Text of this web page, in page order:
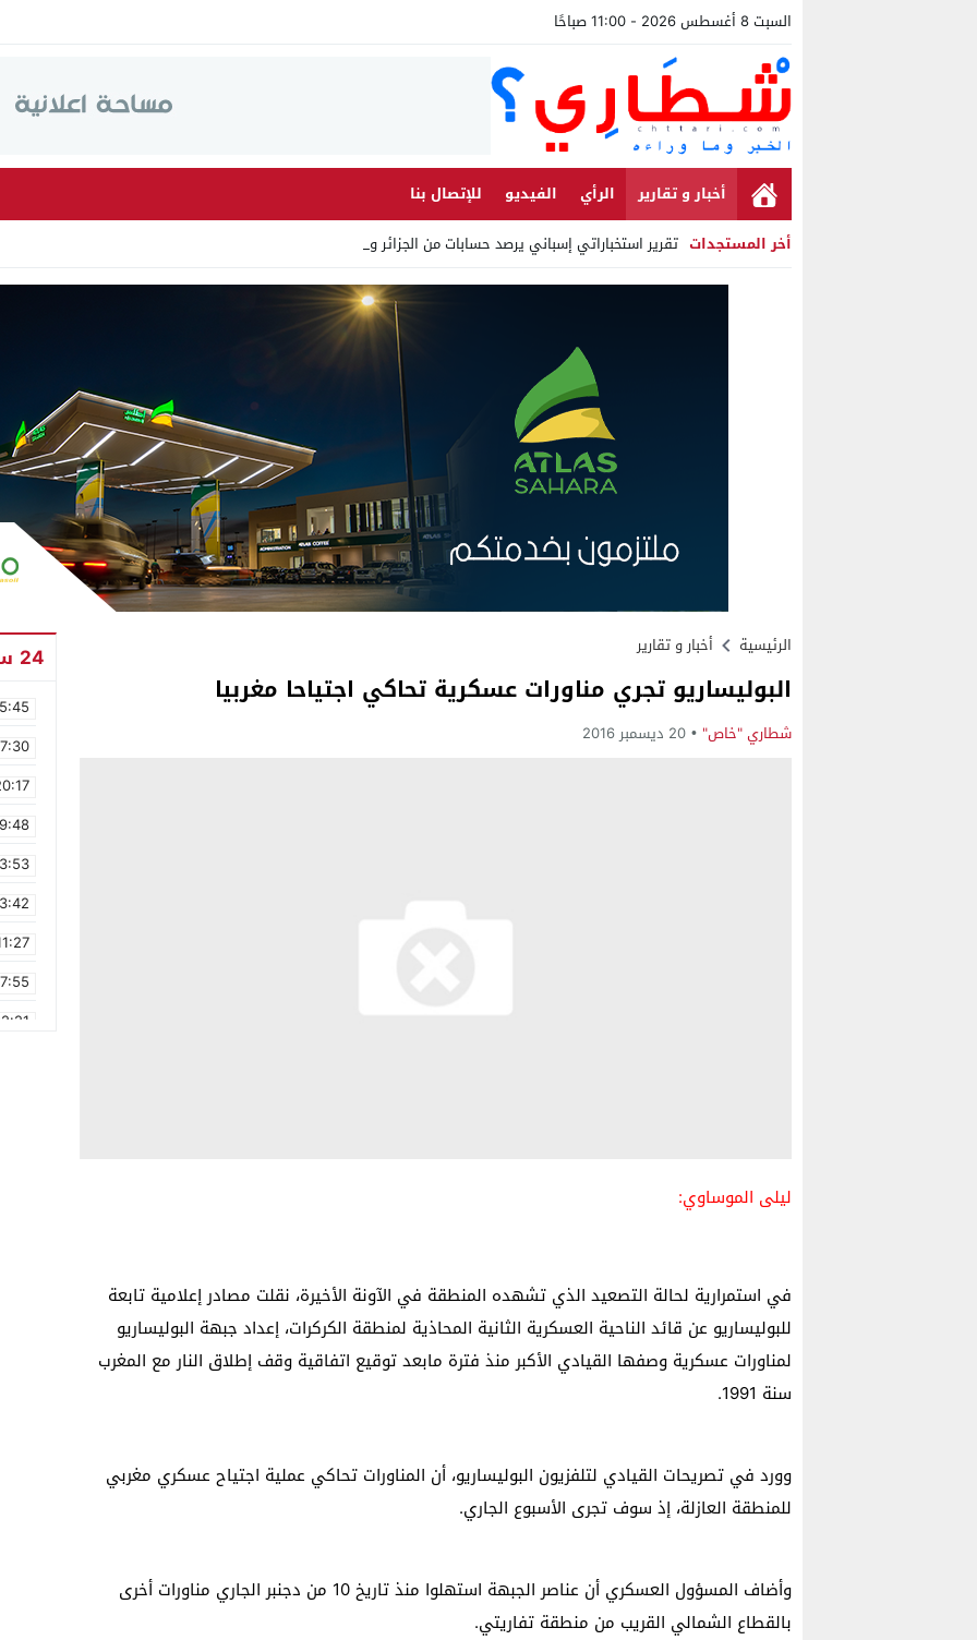
السبت 8 أغسطس 2026 - 11:00 صباحًا
أخبار و تقارير الرأي الفيديو
للإتصال بنا
أخر المستجدات تقرير استخباراتي إسباني يرصد حسابات من الجزائر وأرقاما ب_
Stop
الرئيسية أخبار و تقارير
البوليساريو تجري مناورات عسكرية تحاكي اجتياحا مغربيا
شطاري "خاص" 20 ديسمبر 2016
ليلى الموساوي:
في استمرارية لحالة التصعيد الذي تشهده المنطقة في الآونة الأخيرة، نقلت مصادر إعلامية تابعة
للبوليساريو عن قائد الناحية العسكرية الثانية المحاذية لمنطقة الكركرات، إعداد جبهة البوليساريو
لمناورات عسكرية وصفها القيادي الأكبر منذ فترة مابعد توقيع اتفاقية وقف إطلاق النار مع المغرب
سنة 1991.
وورد في تصريحات القيادي لتلفزيون البوليساريو، أن المناورات تحاكي عملية اجتياح عسكري مغربي
للمنطقة العازلة، إذ سوف تجرى الأسبوع الجاري.
وأضاف المسؤول العسكري أن عناصر الجبهة استهلوا منذ تاريخ 10 من دجنبر الجاري مناورات أخرى
بالقطاع الشمالي القريب من منطقة تفاريتي.
24 ساعة